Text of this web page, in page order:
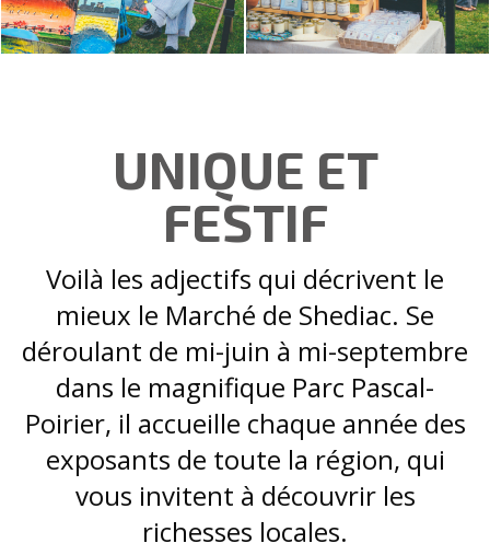
UNIQUE ET
FESTIF
Voilà les adjectifs qui décrivent le
mieux le Marché de Shediac. Se
déroulant de mi-juin à mi-septembre
dans le magnifique Parc Pascal-
Poirier, il accueille chaque année des
exposants de toute la région, qui
vous invitent à découvrir les
richesses locales.